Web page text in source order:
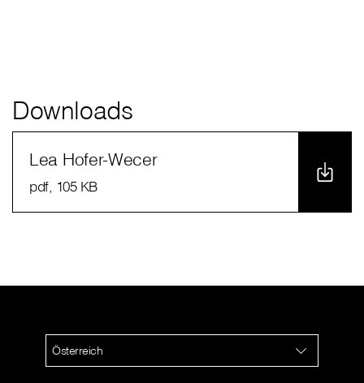
Downloads
Lea Hofer-Wecer
pdf, 105 KB
Österreich